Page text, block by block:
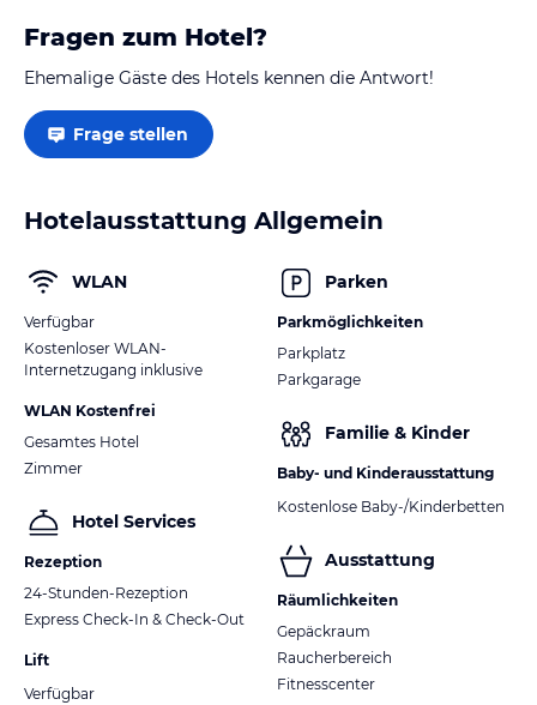
Fragen zum Hotel?
Ehemalige Gäste des Hotels kennen die Antwort!
Frage stellen
Hotelausstattung Allgemein
WLAN
Verfügbar
Kostenloser WLAN-
Internetzugang inklusive
WLAN Kostenfrei
Gesamtes Hotel
Zimmer
Hotel Services
Rezeption
24-Stunden-Rezeption
Express Check-In & Check-Out
Lift
Verfügbar
Parken
Parkmöglichkeiten
Parkplatz
Parkgarage
Familie & Kinder
Baby- und Kinderausstattung
Kostenlose Baby-/Kinderbetten
Ausstattung
Räumlichkeiten
Gepäckraum
Raucherbereich
Fitnesscenter